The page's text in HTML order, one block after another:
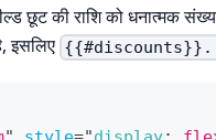
छूट की राशि को धनात्मक
इसलिए